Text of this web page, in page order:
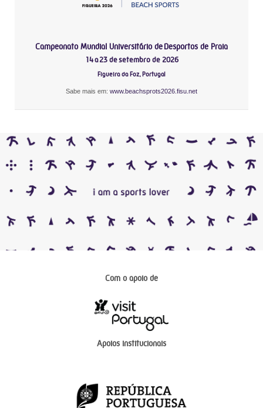
Campeonato Mundial Universitário de Desportos de Praia
14 a 23 de setembro de 2026
Figueira da Foz, Portugal
Sabe mais em: www.beachsprots2026.fisu.net
Com o apoio de
Apoios institucionais